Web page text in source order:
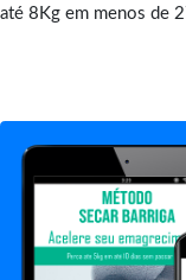
até 8Kg em menos de